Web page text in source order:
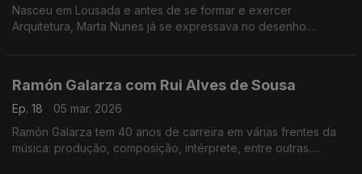
Nasceu em Lousada e antes de se formar e exercer
Arquitetura, Marta Nunes já se expressava no desenho.
Ramón Galarza com Rui Alves de Sousa
Ep. 18
05 mar. 2026
Ramón Galarza tem 40 anos de carreira em várias frentes da
música: produção, composição, intérprete, entre outras.